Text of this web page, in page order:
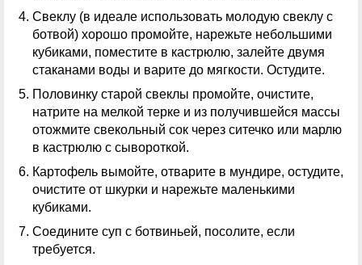
Свеклу (в идеале использовать молодую свеклу с
ботвой) хорошо промойте, нарежьте небольшими
кубиками, поместите в кастрюлю, залейте двумя
стаканами воды и варите до мягкости. Остудите.
Половинку старой свеклы промойте, очистите,
натрите на мелкой терке и из получившейся массы
отожмите свекольный сок через ситечко или марлю
в кастрюлю с сывороткой.
Картофель вымойте, отварите в мундире, остудите,
очистите от шкурки и нарежьте маленькими
кубиками.
Соедините суп с ботвиньей, посолите, если
требуется.